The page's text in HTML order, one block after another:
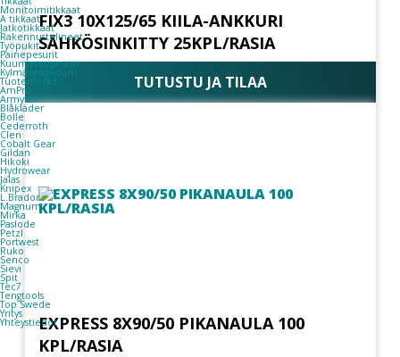
Monitoimitikkaat
A tikkaat
Jatkotikkaat
Rakennustelineet
Työpukit
Painepesurit
Kuumavesipesuri
Kylmävesipesuri
Tuotemerkit
AmPro
Armytek
Blåkläder
Bolle
Cederroth
Clen
Cobalt Gear
Gildan
Hikoki
Hydrowear
Jalas
Knipex
L.Brador
Magnum
Mirka
Paslode
Petzl
Portwest
Ruko
Senco
Sievi
Spit
Tec7
Tengtools
Top Swede
Yritys
Yhteystiedot
FIX3 10X125/65 KIILA-ANKKURI
SÄHKÖSINKITTY 25KPL/RASIA
TUTUSTU JA TILAA
EXPRESS 8X90/50 PIKANAULA 100
KPL/RASIA